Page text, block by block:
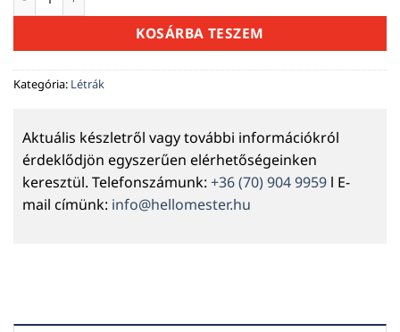
KOSÁRBA TESZEM
Kategória: Létrák
Aktuális készletről vagy további információkról
érdeklődjön egyszerűen elérhetőségeinken
keresztül. Telefonszámunk: +36 (70) 904 9959 l E-
mail címünk: info@hellomester.hu